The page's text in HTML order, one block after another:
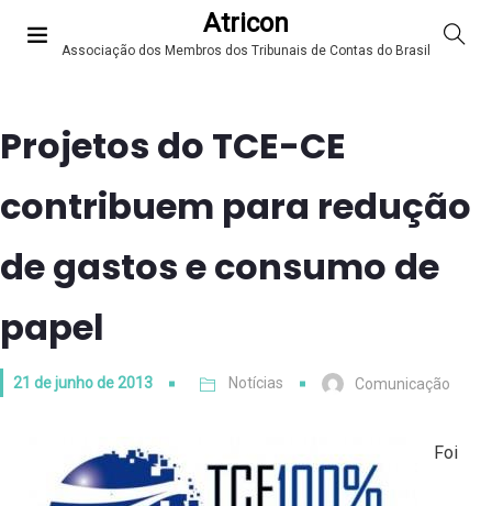
Atricon
Associação dos Membros dos Tribunais de Contas do Brasil
Projetos do TCE-CE
contribuem para redução
de gastos e consumo de
papel
21 de junho de 2013 Notícias Comunicação
Foi